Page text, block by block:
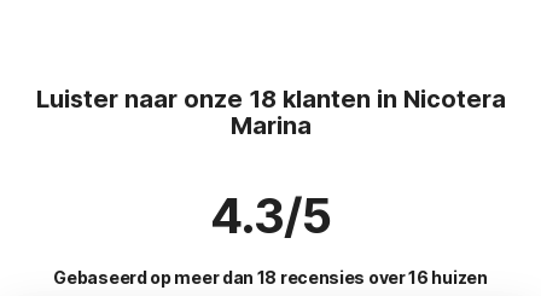
Luister naar onze 18 klanten in Nicotera
Marina
4.3/5
Gebaseerd op meer dan 18 recensies over 16 huizen